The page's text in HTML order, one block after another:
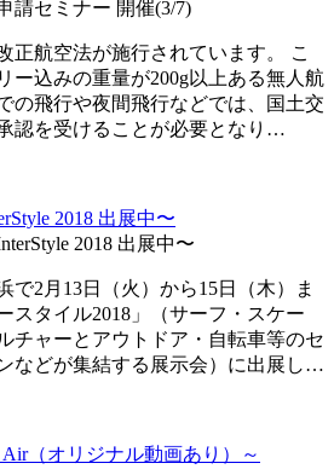
正航空法が施行されています。 こ
ー込みの重量が200g以上ある無人航
の飛行や夜間飛行などでは、国土交
認を受けることが必要となり…
2018 出展中〜
で2月13日（火）から15日（木）ま
スタイル2018」（サーフ・スケー
チャーとアウトドア・自転車等のセ
などが集結する展示会）に出展し…
（オリジナル動画あり）～